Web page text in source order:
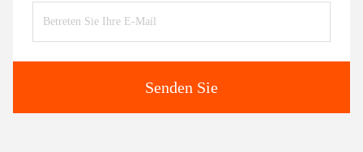
Senden Sie